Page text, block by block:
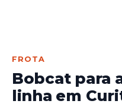
FROTA
Bobcat para
linha em